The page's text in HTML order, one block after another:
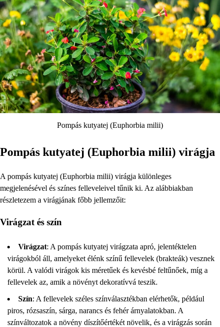
Pompás kutyatej (Euphorbia milii)
Pompás kutyatej (Euphorbia milii) virágja
A pompás kutyatej (Euphorbia milii) virágja különleges
megjelenésével és színes felleveleivel tűnik ki. Az alábbiakban
részletezem a virágjának főbb jellemzőit:
Virágzat és szín
Virágzat: A pompás kutyatej virágzata apró, jelentéktelen
virágokból áll, amelyeket élénk színű fellevelek (brakteák) vesznek
körül. A valódi virágok kis méretűek és kevésbé feltűnőek, míg a
fellevelek az, amik a növényt dekoratívvá teszik.
Szín: A fellevelek széles színválasztékban elérhetők, például
piros, rózsaszín, sárga, narancs és fehér árnyalatokban. A
színváltozatok a növény díszítőértékét növelik, és a virágzás során